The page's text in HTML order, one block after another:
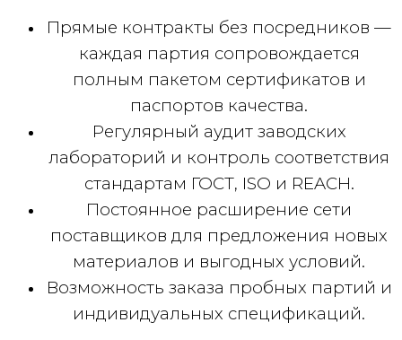
Прямые контракты без посредников —
каждая партия сопровождается
полным пакетом сертификатов и
паспортов качества.
Регулярный аудит заводских
лабораторий и контроль соответствия
стандартам ГОСТ, ISO и REACH.
Постоянное расширение сети
поставщиков для предложения новых
материалов и выгодных условий.
Возможность заказа пробных партий и
индивидуальных спецификаций.